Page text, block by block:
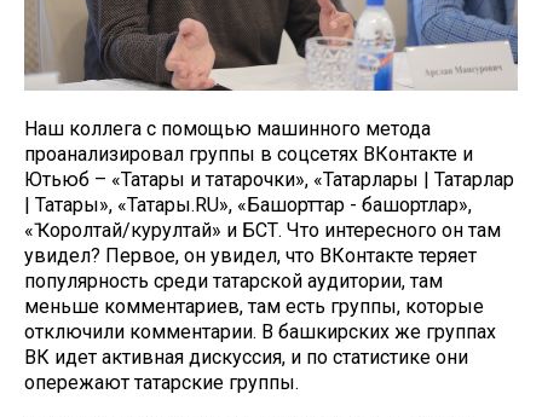
Наш коллега с помощью машинного метода
проанализировал группы в соцсетях ВКонтакте и
Ютьюб – «Татары и татарочки», «Татарлары | Татарлар
| Татары», «Татары.RU», «Башҡорттар - башҡортлар»,
«Ҡоролтай/курултай» и БСТ. Что интересного он там
увидел? Первое, он увидел, что ВКонтакте теряет
популярность среди татарской аудитории, там
меньше комментариев, там есть группы, которые
отключили комментарии. В башкирских же группах
ВК идет активная дискуссия, и по статистике они
опережают татарские группы.